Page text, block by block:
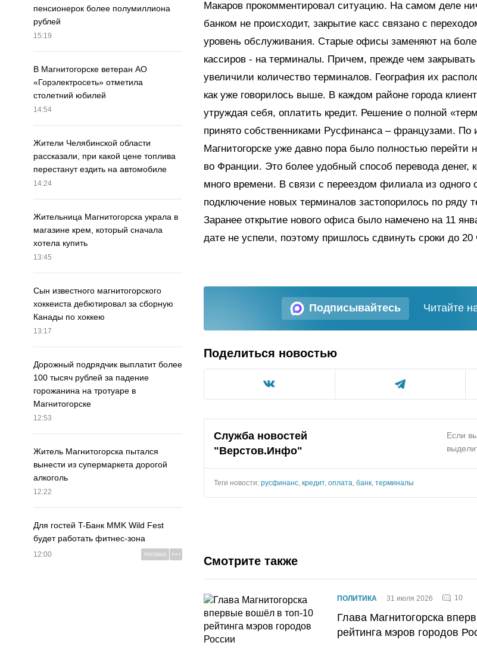
пенсионерок более полумиллиона
рублей
15:19
В Магнитогорске ветеран АО
«Горэлектросеть» отметила
столетний юбилей
14:54
Жители Челябинской области
рассказали, при какой цене топлива
перестанут ездить на автомобиле
14:24
Жительница Магнитогорска украла в
магазине крем, который сначала
хотела купить
13:45
Сын известного магнитогорского
хоккеиста дебютировал за сборную
Канады по хоккею
13:17
Дорожный подрядчик выплатит более
100 тысяч рублей за падение
горожанина на тротуаре в
Магнитогорске
12:53
Житель Магнитогорска пытался
вынести из супермаркета дорогой
алкоголь
12:22
Для гостей T-Банк MMK Wild Fest
будет работать фитнес-зона
12:00 РЕКЛАМА
Макаров прокомментировал ситуацию. На самом деле
банком не происходит, закрытие касс связано с
уровень обслуживания. Старые офисы заменяют на
кассиров - на терминалы. Причем, прежде чем закрывать
увеличили количество терминалов. География их
как уже говорилось выше. В каждом районе города
утруждая себя, оплатить кредит. Решение о полной
принято собственниками Русфинанса – французами. По
Магнитогорске уже давно пора было полностью перейти
во Франции. Это более удобный способ перевода денег,
много времени. В связи с переездом филиала из одного
подключение новых терминалов застопорилось по ряду
Заранее открытие нового офиса было намечено на 11
дате не успели, поэтому пришлось сдвинуть сроки до 20
Подписывайтесь Читайте
Поделиться новостью
Служба новостей
"Верстов.Инфо"
Если
Теги новости: русфинанс кредит, оплата банк терминалы
Смотрите также
ПОЛИТИКА 31 июля 2026 10
Глава Магнитогорска
рейтинга мэров городов